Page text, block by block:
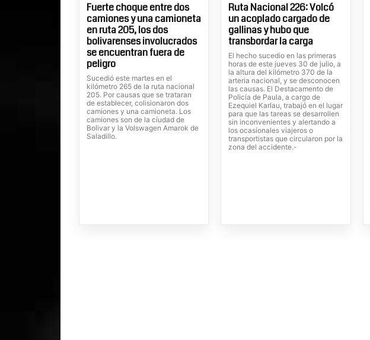
Fuerte choque entre dos
camiones y una camioneta
en ruta 205, los dos
bolivarenses involucrados
se encuentran fuera de
peligro
Sucedió este martes en el
kilómetro 265 de la ruta nacional
205. Por causas que se trataran
de establecer, colisionaron dos
camiones y una camioneta. Los
camiones son de la ciudad de
Bolivar y la Volswagen Amarok de
Saladillo.
Ruta Nacional 226: Volcó
un acoplado cargado de
gallinas y hubo que
transbordar la carga
El hecho sucedio en las primeras
horas de este jueves 30 de julio, a
la altura del kilómetro 370 de la
arteria nacional, y se desconocen
las causas. El Destacamento de
Policía de Paula, a cargo de
Ezequiel Karlau, trabajó en el lugar
para que las tareas se desarrollen
sin inconvenientes y alertando a
los ocasionales viajeros o
transportistas que circularon por la
zona del accidente.-